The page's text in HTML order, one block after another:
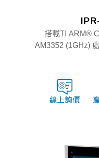
搭載TI ARM®
AM3352 (1GHz)